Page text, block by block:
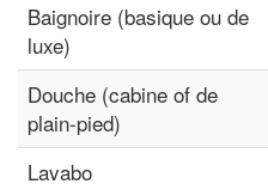
Baignoire (basique ou de
luxe)
Douche (cabine of de
plain-pied)
Lavabo